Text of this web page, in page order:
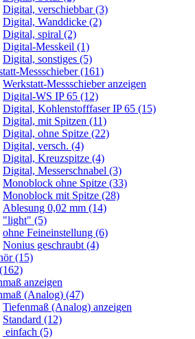
Digital, verschiebbar (3)
Digital, Wanddicke (2)
Digital, spiral (2)
Digital-Messkeil (1)
Digital, sonstiges (5)
Messschieber (161)
Werkstatt-Messschieber anzeigen
Digital-WS IP 65 (12)
Digital, Kohlenstofffaser IP 65 (15)
Digital, mit Spitzen (11)
Digital, ohne Spitze (22)
Digital, versch. (4)
Digital, Kreuzspitze (4)
Digital, Messerschnabel (3)
Monoblock ohne Spitze (33)
Monoblock mit Spitze (28)
Ablesung 0,02 mm (14)
"light" (5)
ohne Feineinstellung (6)
Nonius geschraubt (4)
(15)
anzeigen
(Analog) (47)
Tiefenmaß (Analog) anzeigen
Standard (12)
einfach (5)